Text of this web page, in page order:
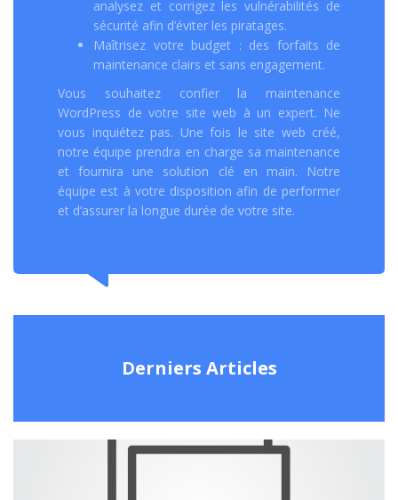
analysez et corrigez les vulnérabilités de
sécurité afin d’éviter les piratages.
Maîtrisez votre budget : des forfaits de
maintenance clairs et sans engagement.
Vous souhaitez confier la maintenance
WordPress de votre site web à un expert. Ne
vous inquiétez pas. Une fois le site web créé,
notre équipe prendra en charge sa maintenance
et fournira une solution clé en main. Notre
équipe est à votre disposition afin de performer
et d’assurer la longue durée de votre site.
Derniers Articles